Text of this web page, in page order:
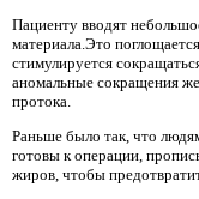
Пациенту вводят
материала.Это
стимулируется
аномальные сокращения
протока.
Раньше было так, что
готовы к операции,
жиров, чтобы